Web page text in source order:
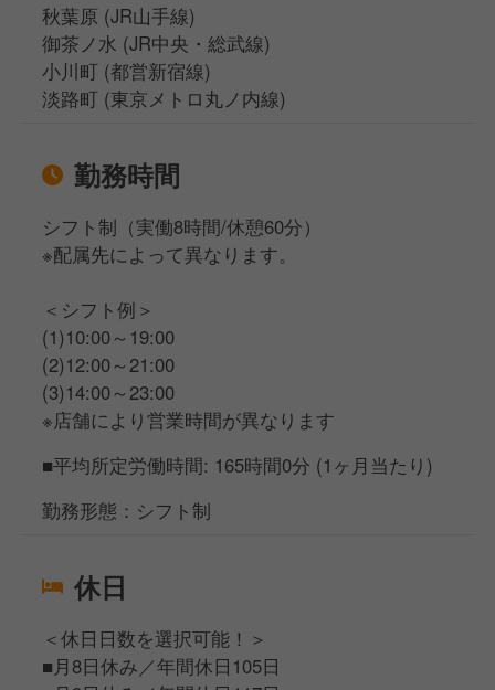
秋葉原 (JR山手線)
御茶ノ水 (JR中央・総武線)
小川町 (都営新宿線)
淡路町 (東京メトロ丸ノ内線)
勤務時間
シフト制（実働8時間/休憩60分）
※配属先によって異なります。
＜シフト例＞
(1)10:00～19:00
(2)12:00～21:00
(3)14:00～23:00
※店舗により営業時間が異なります
■平均所定労働時間: 165時間0分 (1ヶ月当たり)
勤務形態：シフト制
休日
＜休日日数を選択可能！＞
■月8日休み／年間休日105日